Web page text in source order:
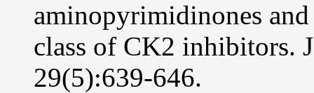
aminopyrimidinones
class of CK2 inhibitors.
29(5):639-646.